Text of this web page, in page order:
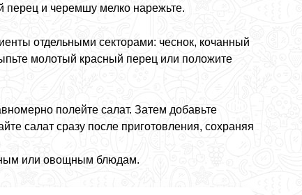
перец и черемшу мелко нарежьте.
отдельными секторами: чеснок, кочанный
молотый красный перец или положите
полейте салат. Затем добавьте
салат сразу после приготовления, сохраняя
или овощным блюдам.